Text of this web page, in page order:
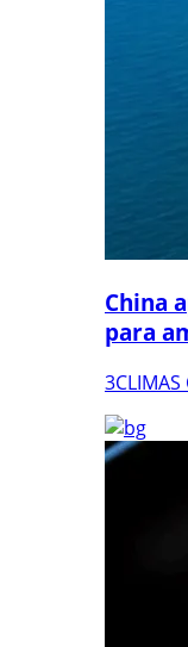
China
para
3CLIMAS